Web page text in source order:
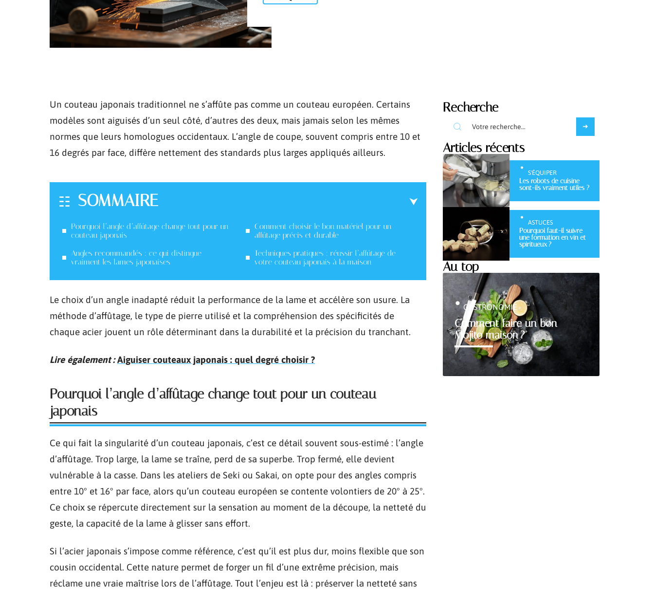
Un couteau japonais traditionnel ne s’affûte pas comme un couteau européen. Certains
modèles sont aiguisés d’un seul côté, d’autres des deux, mais jamais selon les mêmes
normes que leurs homologues occidentaux. L’angle de coupe, souvent compris entre 10 et
16 degrés par face, diffère nettement des standards plus larges appliqués ailleurs.
SOMMAIRE
Pourquoi l’angle d’affûtage change tout pour un
couteau japonais
Angles recommandés : ce qui distingue
vraiment les lames japonaises
Comment choisir le bon matériel pour un
affûtage précis et durable
Techniques pratiques : réussir l’affûtage de
votre couteau japonais à la maison
Le choix d’un angle inadapté réduit la performance de la lame et accélère son usure. La
méthode d’affûtage, le type de pierre utilisé et la compréhension des spécificités de
chaque acier jouent un rôle déterminant dans la durabilité et la précision du tranchant.
Lire également : Aiguiser couteaux japonais : quel degré choisir ?
Pourquoi l’angle d’affûtage change tout pour un couteau
japonais
Ce qui fait la singularité d’un couteau japonais, c’est ce détail souvent sous-estimé : l’angle
d’affûtage. Trop large, la lame se traîne, perd de sa superbe. Trop fermé, elle devient
vulnérable à la casse. Dans les ateliers de Seki ou Sakai, on opte pour des angles compris
entre 10° et 16° par face, alors qu’un couteau européen se contente volontiers de 20° à 25°.
Ce choix se répercute directement sur la sensation au moment de la découpe, la netteté du
geste, la capacité de la lame à glisser sans effort.
Si l’acier japonais s’impose comme référence, c’est qu’il est plus dur, moins flexible que son
cousin occidental. Cette nature permet de forger un fil d’une extrême précision, mais
réclame une vraie maîtrise lors de l’affûtage. Tout l’enjeu est là : préserver la netteté sans
Recherche
Articles récents
S'ÉQUIPER
Les robots de cuisine
sont-ils vraiment utiles ?
ASTUCES
Pourquoi faut-il suivre
une formation en vin et
spiritueux ?
Au top
Comment faire un bon
Mojito maison ?
GASTRONOMIE